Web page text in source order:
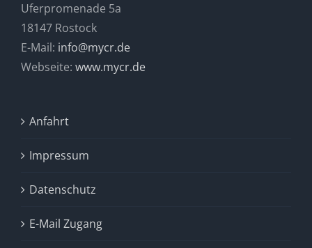
Uferpromenade 5a
18147 Rostock
E-Mail: info@mycr.de
Webseite: www.mycr.de
Anfahrt
Impressum
Datenschutz
E-Mail Zugang